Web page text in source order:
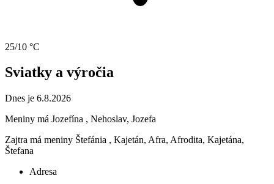
25/10 °C
Sviatky a výročia
Dnes je 6.8.2026
Meniny má Jozefína , Nehoslav, Jozefa
Zajtra má meniny Štefánia , Kajetán, Afra, Afrodita, Kajetána,
Štefana
Adresa